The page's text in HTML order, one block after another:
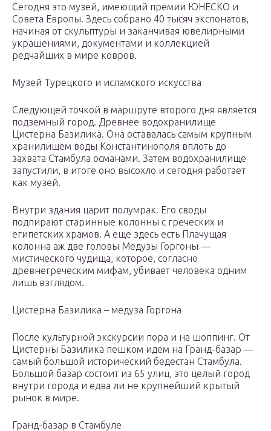
Сегодня это музей, имеющий премии ЮНЕСКО и
Совета Европы. Здесь собрано 40 тысяч экспонатов,
начиная от скульптуры и заканчивая ювелирными
украшениями, документами и коллекцией
редчайших в мире ковров.
Музей Турецкого и исламского искусства
Следующей точкой в маршруте второго дня является
подземный город. Древнее водохранилище
Цистерна Базилика. Она оставалась самым крупным
хранилищем воды Константинополя вплоть до
захвата Стамбула османами. Затем водохранилище
запустили, в итоге оно высохло и сегодня работает
как музей.
Внутри здания царит полумрак. Его своды
подпирают старинные колонны с греческих и
египетских храмов. А еще здесь есть Плачущая
колонна аж две головы Медузы Горгоны —
мистического чудища, которое, согласно
древнегреческим мифам, убивает человека одним
лишь взглядом.
Цистерна Базилика – медуза Горгона
После культурной экскурсии пора и на шоппинг. От
Цистерны Базилика пешком идем на Гранд-базар —
самый большой исторический бедестан Стамбула.
Большой базар состоит из 65 улиц, это целый город
внутри города и едва ли не крупнейший крытый
рынок в мире.
Гранд-базар в Стамбуле